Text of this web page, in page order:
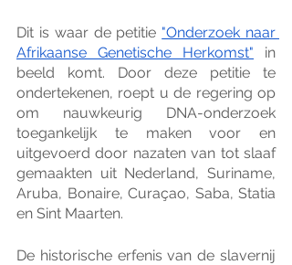
Dit is waar de petitie "Onderzoek naar
Afrikaanse Genetische Herkomst" in
beeld komt. Door deze petitie te
ondertekenen, roept u de regering op
om nauwkeurig DNA-onderzoek
toegankelijk te maken voor en
uitgevoerd door nazaten van tot slaaf
gemaakten uit Nederland, Suriname,
Aruba, Bonaire, Curaçao, Saba, Statia
en Sint Maarten.
De historische erfenis van de slavernij